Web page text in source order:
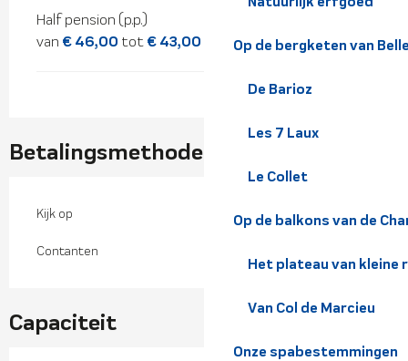
Op de bergketen van
De Barioz
Les 7 Laux
Le Collet
Op de balkons van de
Het plateau van kleine
Van Col de Marcieu
Onze spabestemmingen
Half pension (p.p.)
van € 46,00 tot € 43,00
Betalingsmethoden
Kijk op
Contanten
Capaciteit